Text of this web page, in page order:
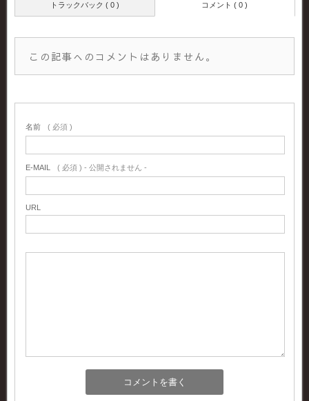
トラックバック ( 0 ) コメント ( 0 )
この記事へのコメントはありません。
名前 ( 必須 )
E-MAIL ( 必須 ) - 公開されません -
URL